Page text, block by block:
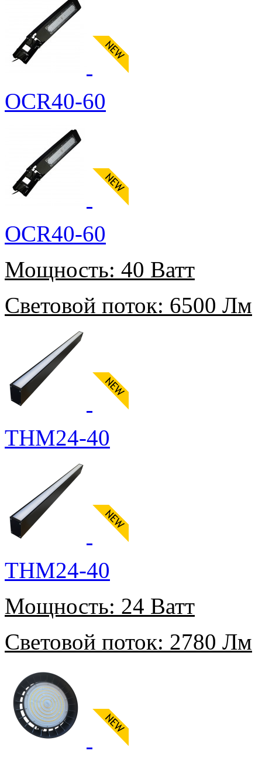
OCR40-60
OCR40-60
Мощность: 40 Ватт
Световой поток: 6500 Лм
THM24-40
THM24-40
Мощность: 24 Ватт
Световой поток: 2780 Лм